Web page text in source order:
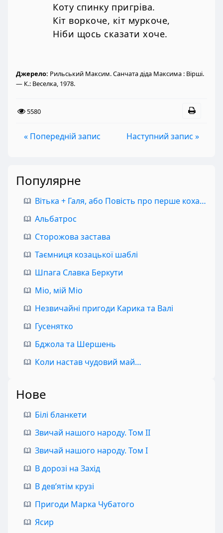
Коту спинку пригріва.
Кіт воркоче, кіт муркоче,
Ніби щось сказати хоче.
Джерело: Рильський Максим. Санчата діда Максима : Вірші.
— К.: Веселка, 1978.
5580
« Попередній запис Наступний запис »
Популярне
Вітька + Галя, або Повість про перше кохання
Альбатрос
Сторожова застава
Таємниця козацької шаблі
Шпага Славка Беркути
Міо, мій Міо
Незвичайні пригоди Карика та Валі
Гусенятко
Бджола та Шершень
Коли настав чудовий май…
Нове
Білі бланкети
Звичай нашого народу. Том II
Звичай нашого народу. Том I
В дорозі на Захід
В дев’ятім крузі
Пригоди Марка Чубатого
Ясир